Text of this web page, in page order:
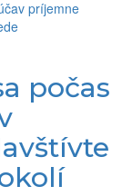
počas